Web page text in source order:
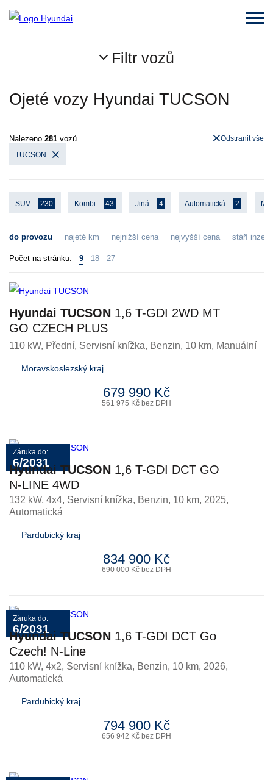
Filtr vozů
Ojeté vozy Hyundai TUCSON
Nalezeno 281 vozů
TUCSON
Odstranit vše
SUV 230 Kombi 43 Jiná 4 Automatická 2
do provozu najeté km nejnižší cena nejvyšší cena stáří
Počet na stránku: 9 18 27
Hyundai TUCSON 1,6 T-GDI 2WD MT
GO CZECH PLUS
110 kW, Přední, Servisní knížka, Benzin, 10 km, Manuální
Moravskoslezský kraj
679 990 Kč
561 975 Kč bez DPH
Záruka do:
6/2031
Hyundai TUCSON 1,6 T-GDI DCT GO
N-LINE 4WD
132 kW, 4x4, Servisní knížka, Benzin, 10 km, 2025,
Automatická
Pardubický kraj
834 900 Kč
690 000 Kč bez DPH
Záruka do:
6/2031
Hyundai TUCSON 1,6 T-GDI DCT Go
Czech! N-Line
110 kW, 4x2, Servisní knížka, Benzin, 10 km, 2026,
Automatická
Pardubický kraj
794 900 Kč
656 942 Kč bez DPH